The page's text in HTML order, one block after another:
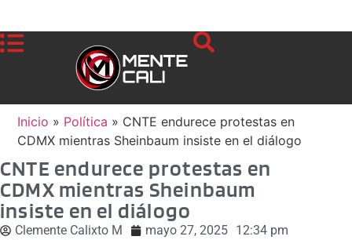
Inicio » Política » CNTE endurece protestas en
CDMX mientras Sheinbaum insiste en el diálogo
CNTE endurece protestas en
CDMX mientras Sheinbaum
insiste en el diálogo
Clemente Calixto M mayo 27, 2025 12:34 pm